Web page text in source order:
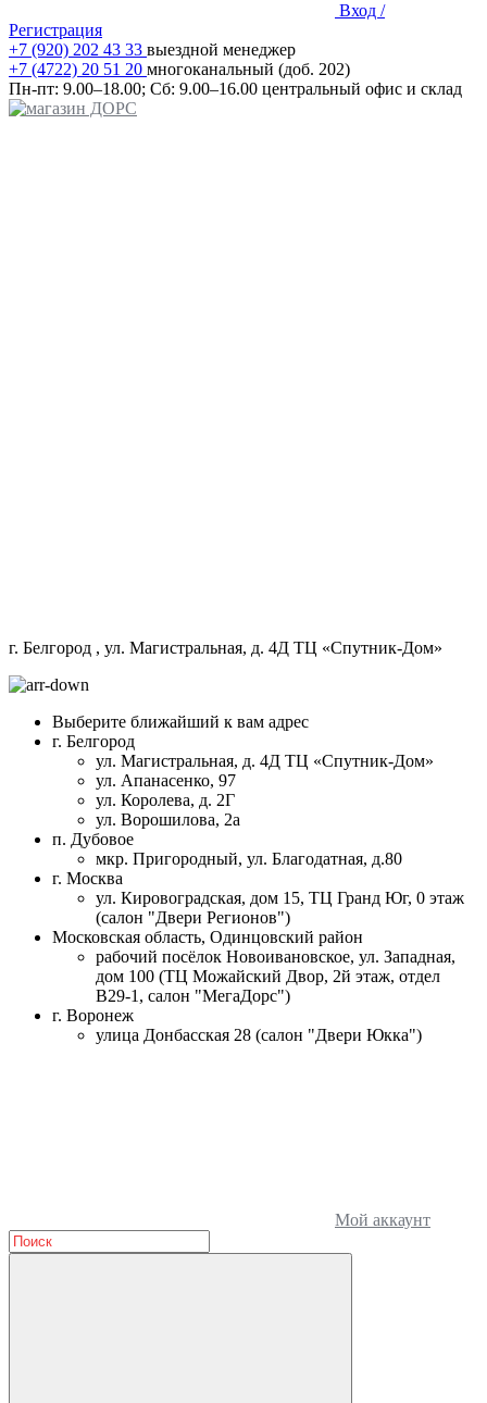
Вход /
Регистрация
+7 (920) 202 43 33 выездной менеджер
+7 (4722) 20 51 20 многоканальный (доб. 202)
Пн-пт: 9.00–18.00; Сб: 9.00–16.00 центральный офис и склад
г. Белгород , ул. Магистральная, д. 4Д ТЦ «Спутник-Дом»
Выберите ближайший к вам адрес
г. Белгород
ул. Магистральная, д. 4Д ТЦ «Спутник-Дом»
ул. Апанасенко, 97
ул. Королева, д. 2Г
ул. Ворошилова, 2а
п. Дубовое
мкр. Пригородный, ул. Благодатная, д.80
г. Москва
ул. Кировоградская, дом 15, ТЦ Гранд Юг, 0 этаж
(салон "Двери Регионов")
Московская область, Одинцовский район
рабочий посёлок Новоивановское, ул. Западная,
дом 100 (ТЦ Можайский Двор, 2й этаж, отдел
В29-1, салон "МегаДорс")
г. Воронеж
улица Донбасская 28 (салон "Двери Юкка")
Мой аккаунт